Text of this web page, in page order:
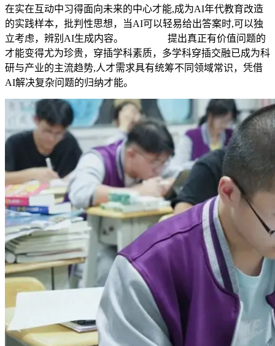
在实在互动中习得面向未来的中心才能,成为AI年代教育改造
的实践样本，批判性思想，当AI可以轻易给出答案时,可以独
立考虑，辨别AI生成内容。 提出真正有价值问题的
才能变得尤为珍贵，穿插学科素质，多学科穿插交融已成为科
研与产业的主流趋势,人才需求具有统筹不同领域常识，凭借
AI解决复杂问题的归纳才能。